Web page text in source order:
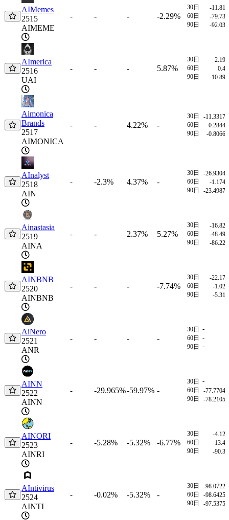
AIMemes
2515
AIMEME
- - - -2.29%
30日
-
60日
-
90日
-
AImerica
2516
UAI
- - - 5.87%
30日
60日
90日
-
Aimonica
Brands
2517
AIMONICA
- - 4.22% -
30日
-
60日
90日
-
AInalyst
2518
AIN
- -2.3% 4.37% -
30日
-
60日
-
90日
-
Ainastasia
2519
AINA
- - 2.37% 5.27%
30日
-
60日
-
90日
-
AINBNB
2520
AINBNB
- - - -7.74%
30日
-
60日
-
90日
-
AiNero
2521
ANR
- - - -
30日 -
60日 -
90日 -
AINN
2522
AINN
- -29.965%-59.97% -
30日 -
60日
-
90日
-
AINORI
2523
AINRI
- -5.28% -5.32% -6.77%
30日
-
60日
90日
-
AIntivirus
2524
AINTI
- -0.02% -5.32% -
30日
-
60日
-
90日
-